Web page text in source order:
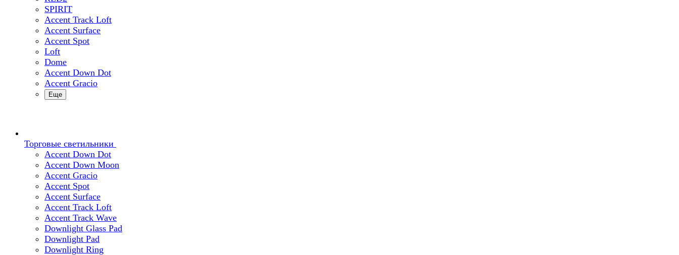
SPIRIT
Accent Track Loft
Accent Surface
Accent Spot
Loft
Dome
Accent Down Dot
Accent Gracio
Еще
Торговые светильники
Accent Down Dot
Accent Down Moon
Accent Gracio
Accent Spot
Accent Surface
Accent Track Loft
Accent Track Wave
Downlight Glass Pad
Downlight Pad
Downlight Ring